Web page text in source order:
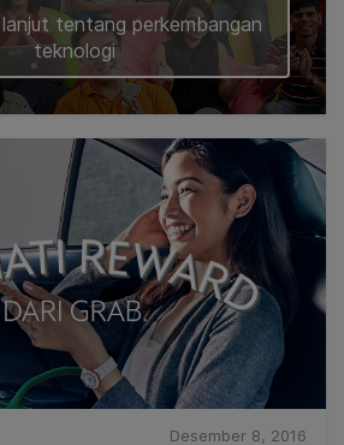
tentang perkembangan
teknologi
Desember 8, 2016